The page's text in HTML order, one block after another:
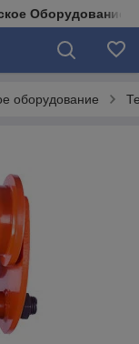
Оборудование
оборудование